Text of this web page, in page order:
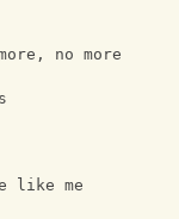
no more
like me